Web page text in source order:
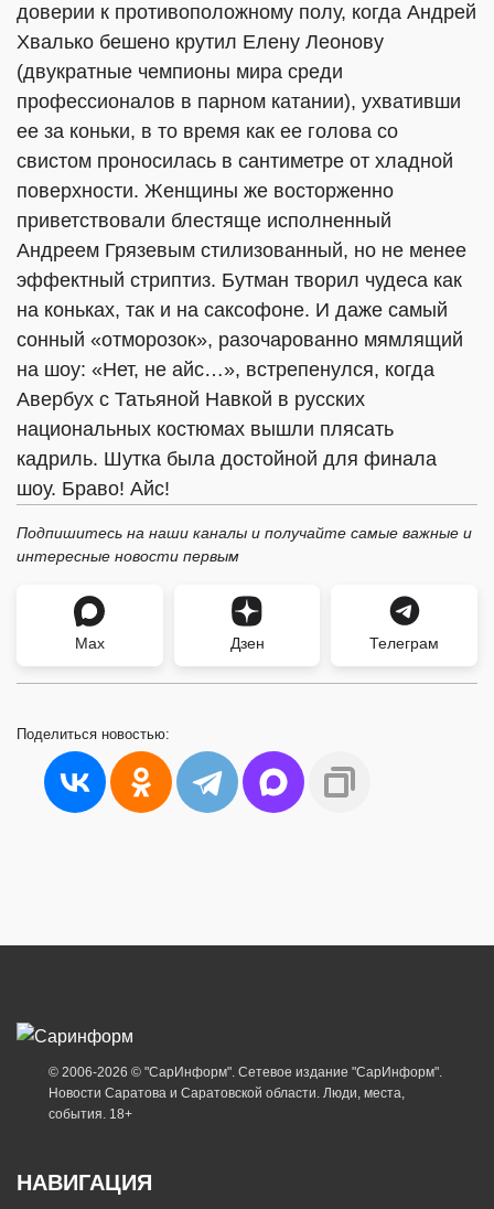
доверии к противоположному полу, когда Андрей
Хвалько бешено крутил Елену Леонову
(двукратные чемпионы мира среди
профессионалов в парном катании), ухвативши
ее за коньки, в то время как ее голова со
свистом проносилась в сантиметре от хладной
поверхности. Женщины же восторженно
приветствовали блестяще исполненный
Андреем Грязевым стилизованный, но не менее
эффектный стриптиз. Бутман творил чудеса как
на коньках, так и на саксофоне. И даже самый
сонный «отморозок», разочарованно мямлящий
на шоу: «Нет, не айс…», встрепенулся, когда
Авербух с Татьяной Навкой в русских
национальных костюмах вышли плясать
кадриль. Шутка была достойной для финала
шоу. Браво! Айс!
Подпишитесь на наши каналы и получайте самые важные и
интересные новости первым
Max Дзен Телеграм
Поделиться новостью:
© 2006-2026 © "СарИнформ". Сетевое издание "СарИнформ".
Новости Саратова и Саратовской области. Люди, места,
события. 18+
НАВИГАЦИЯ